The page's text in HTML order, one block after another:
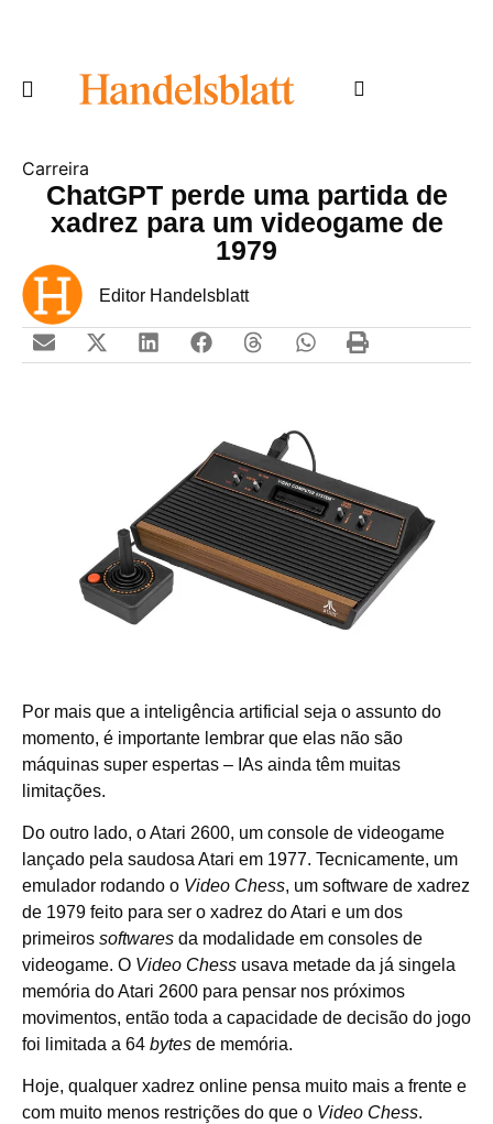
Carreira
ChatGPT perde uma partida de
xadrez para um videogame de
1979
Editor Handelsblatt
Por mais que a inteligência artificial seja o assunto do
momento, é importante lembrar que elas não são
máquinas super espertas – IAs ainda têm muitas
limitações.
Do outro lado, o Atari 2600, um console de videogame
lançado pela saudosa Atari em 1977. Tecnicamente, um
emulador rodando o Video Chess, um software de xadrez
de 1979 feito para ser o xadrez do Atari e um dos
primeiros softwares da modalidade em consoles de
videogame. O Video Chess usava metade da já singela
memória do Atari 2600 para pensar nos próximos
movimentos, então toda a capacidade de decisão do jogo
foi limitada a 64 bytes de memória.
Hoje, qualquer xadrez online pensa muito mais a frente e
com muito menos restrições do que o Video Chess.